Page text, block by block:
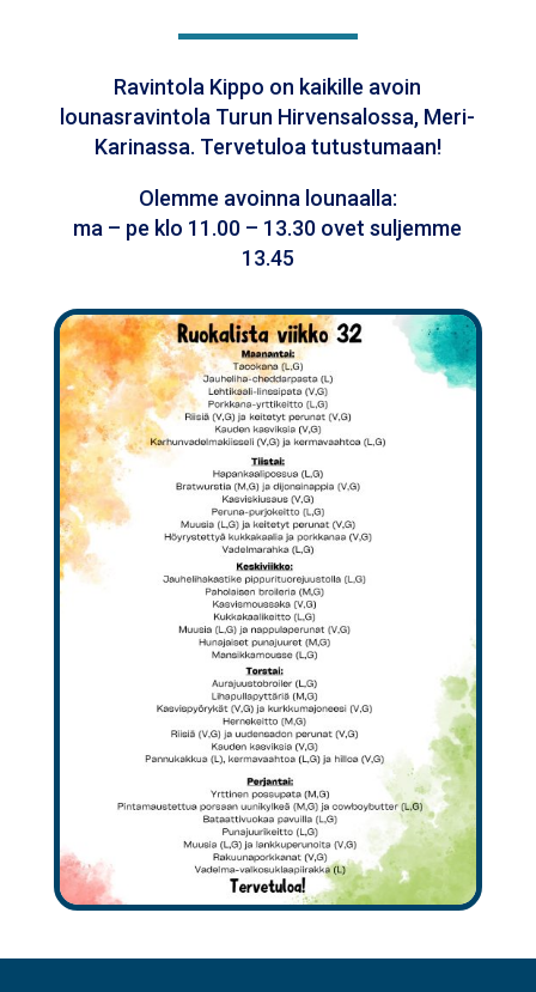
Ravintola Kippo on kaikille avoin
lounasravintola Turun Hirvensalossa, Meri-
Karinassa. Tervetuloa tutustumaan!
Olemme avoinna lounaalla:
ma – pe klo 11.00 – 13.30 ovet suljemme
13.45